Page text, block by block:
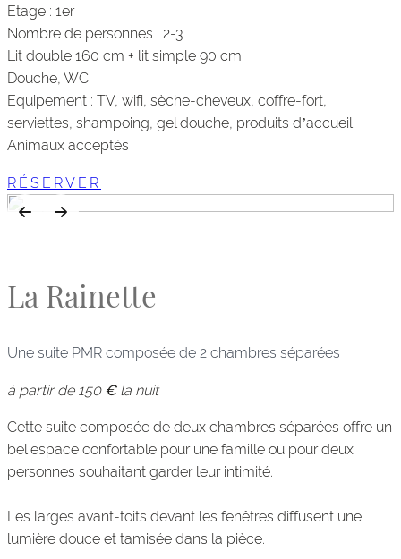
Etage : 1er
Nombre de personnes : 2-3
Lit double 160 cm + lit simple 90 cm
Douche, WC
Equipement : TV, wifi, sèche-cheveux, coffre-fort,
serviettes, shampoing, gel douche, produits d’accueil
Animaux acceptés
RÉSERVER
La Rainette
Une suite PMR composée de 2 chambres séparées
à partir de 150€la nuit
Cette suite composée de deux chambres séparées offre un
bel espace confortable pour une famille ou pour deux
personnes souhaitant garder leur intimité.
Les larges avant-toits devant les fenêtres diffusent une
lumière douce et tamisée dans la pièce.